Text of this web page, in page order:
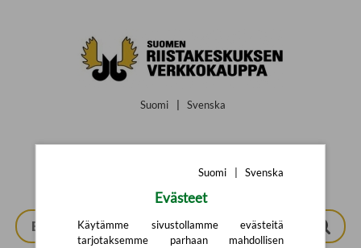
Suomi Svenska
Suomi Svenska
Evästeet
Käytämme sivustollamme evästeitä
tarjotaksemme parhaan mahdollisen